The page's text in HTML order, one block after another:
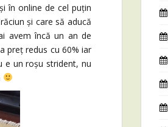
în online de cel puțin
și care să aducă
avem încă un an de
preț redus cu 60% iar
e un roșu strident, nu